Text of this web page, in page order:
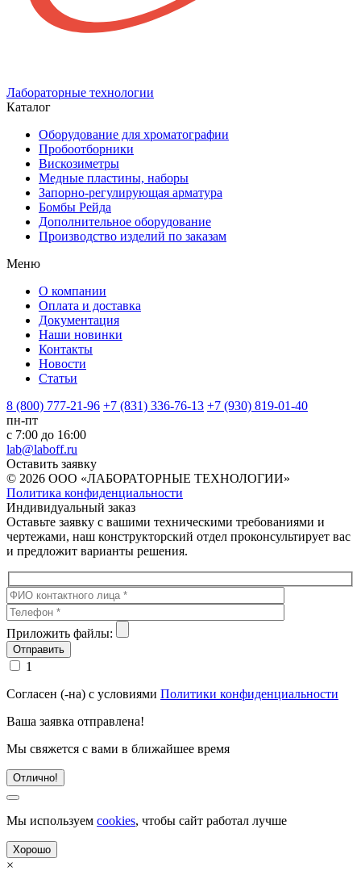
Лабораторные технологии
Каталог
Оборудование для хроматографии
Пробоотборники
Вискозиметры
Медные пластины, наборы
Запорно-регулирующая арматура
Бомбы Рейда
Дополнительное оборудование
Производство изделий по заказам
Меню
О компании
Оплата и доставка
Документация
Наши новинки
Контакты
Новости
Статьи
8 (800) 777-21-96 +7 (831) 336-76-13 +7 (930) 819-01-40
пн-пт
с 7:00 до 16:00
lab@laboff.ru
Оставить заявку
© 2026 ООО «ЛАБОРАТОРНЫЕ ТЕХНОЛОГИИ»
Политика конфиденциальности
Индивидуальный заказ
Оставьте заявку с вашими техническими требованиями и
чертежами, наш конструкторский отдел проконсультирует вас
и предложит варианты решения.
Приложить файлы:
1
Согласен (-на) с условиями Политики конфиденциальности
Ваша заявка отправлена!
Мы свяжется с вами в ближайшее время
Отлично!
Мы используем cookies, чтобы сайт работал лучше
Хорошо
×